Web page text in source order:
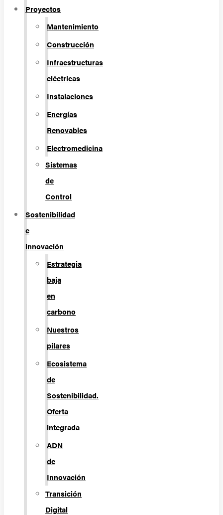
Proyectos
Mantenimiento
Construcción
Infraestructuras
eléctricas
Instalaciones
Energías
Renovables
Electromedicina
Sistemas
de
Control
Sostenibilidad
e
innovación
Estrategia
baja
en
carbono
Nuestros
pilares
Ecosistema
de
Sostenibilidad.
Oferta
integrada
ADN
de
Innovación
Transición
Digital